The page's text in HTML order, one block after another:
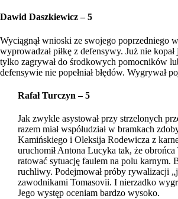
Dawid Daszkiewicz – 5
Wyciągnął wnioski ze swojego poprzedniego
wyprowadzał piłkę z defensywy. Już nie
tylko zagrywał do środkowych pomocników
defensywie nie popełniał błędów. Wygrywał
Rafał Turczyn – 5
Jak zwykle asystował przy strzelonych
razem miał współudział w bramkach
Kamińskiego i Oleksija Rodewicza z
uruchomił Antona Lucyka tak, że obrońca
ratować sytuację faulem na polu karnym.
ruchliwy. Podejmował próby rywalizacji
zawodnikami Tomasovii. I nierzadko
Jego występ oceniam bardzo wysoko.